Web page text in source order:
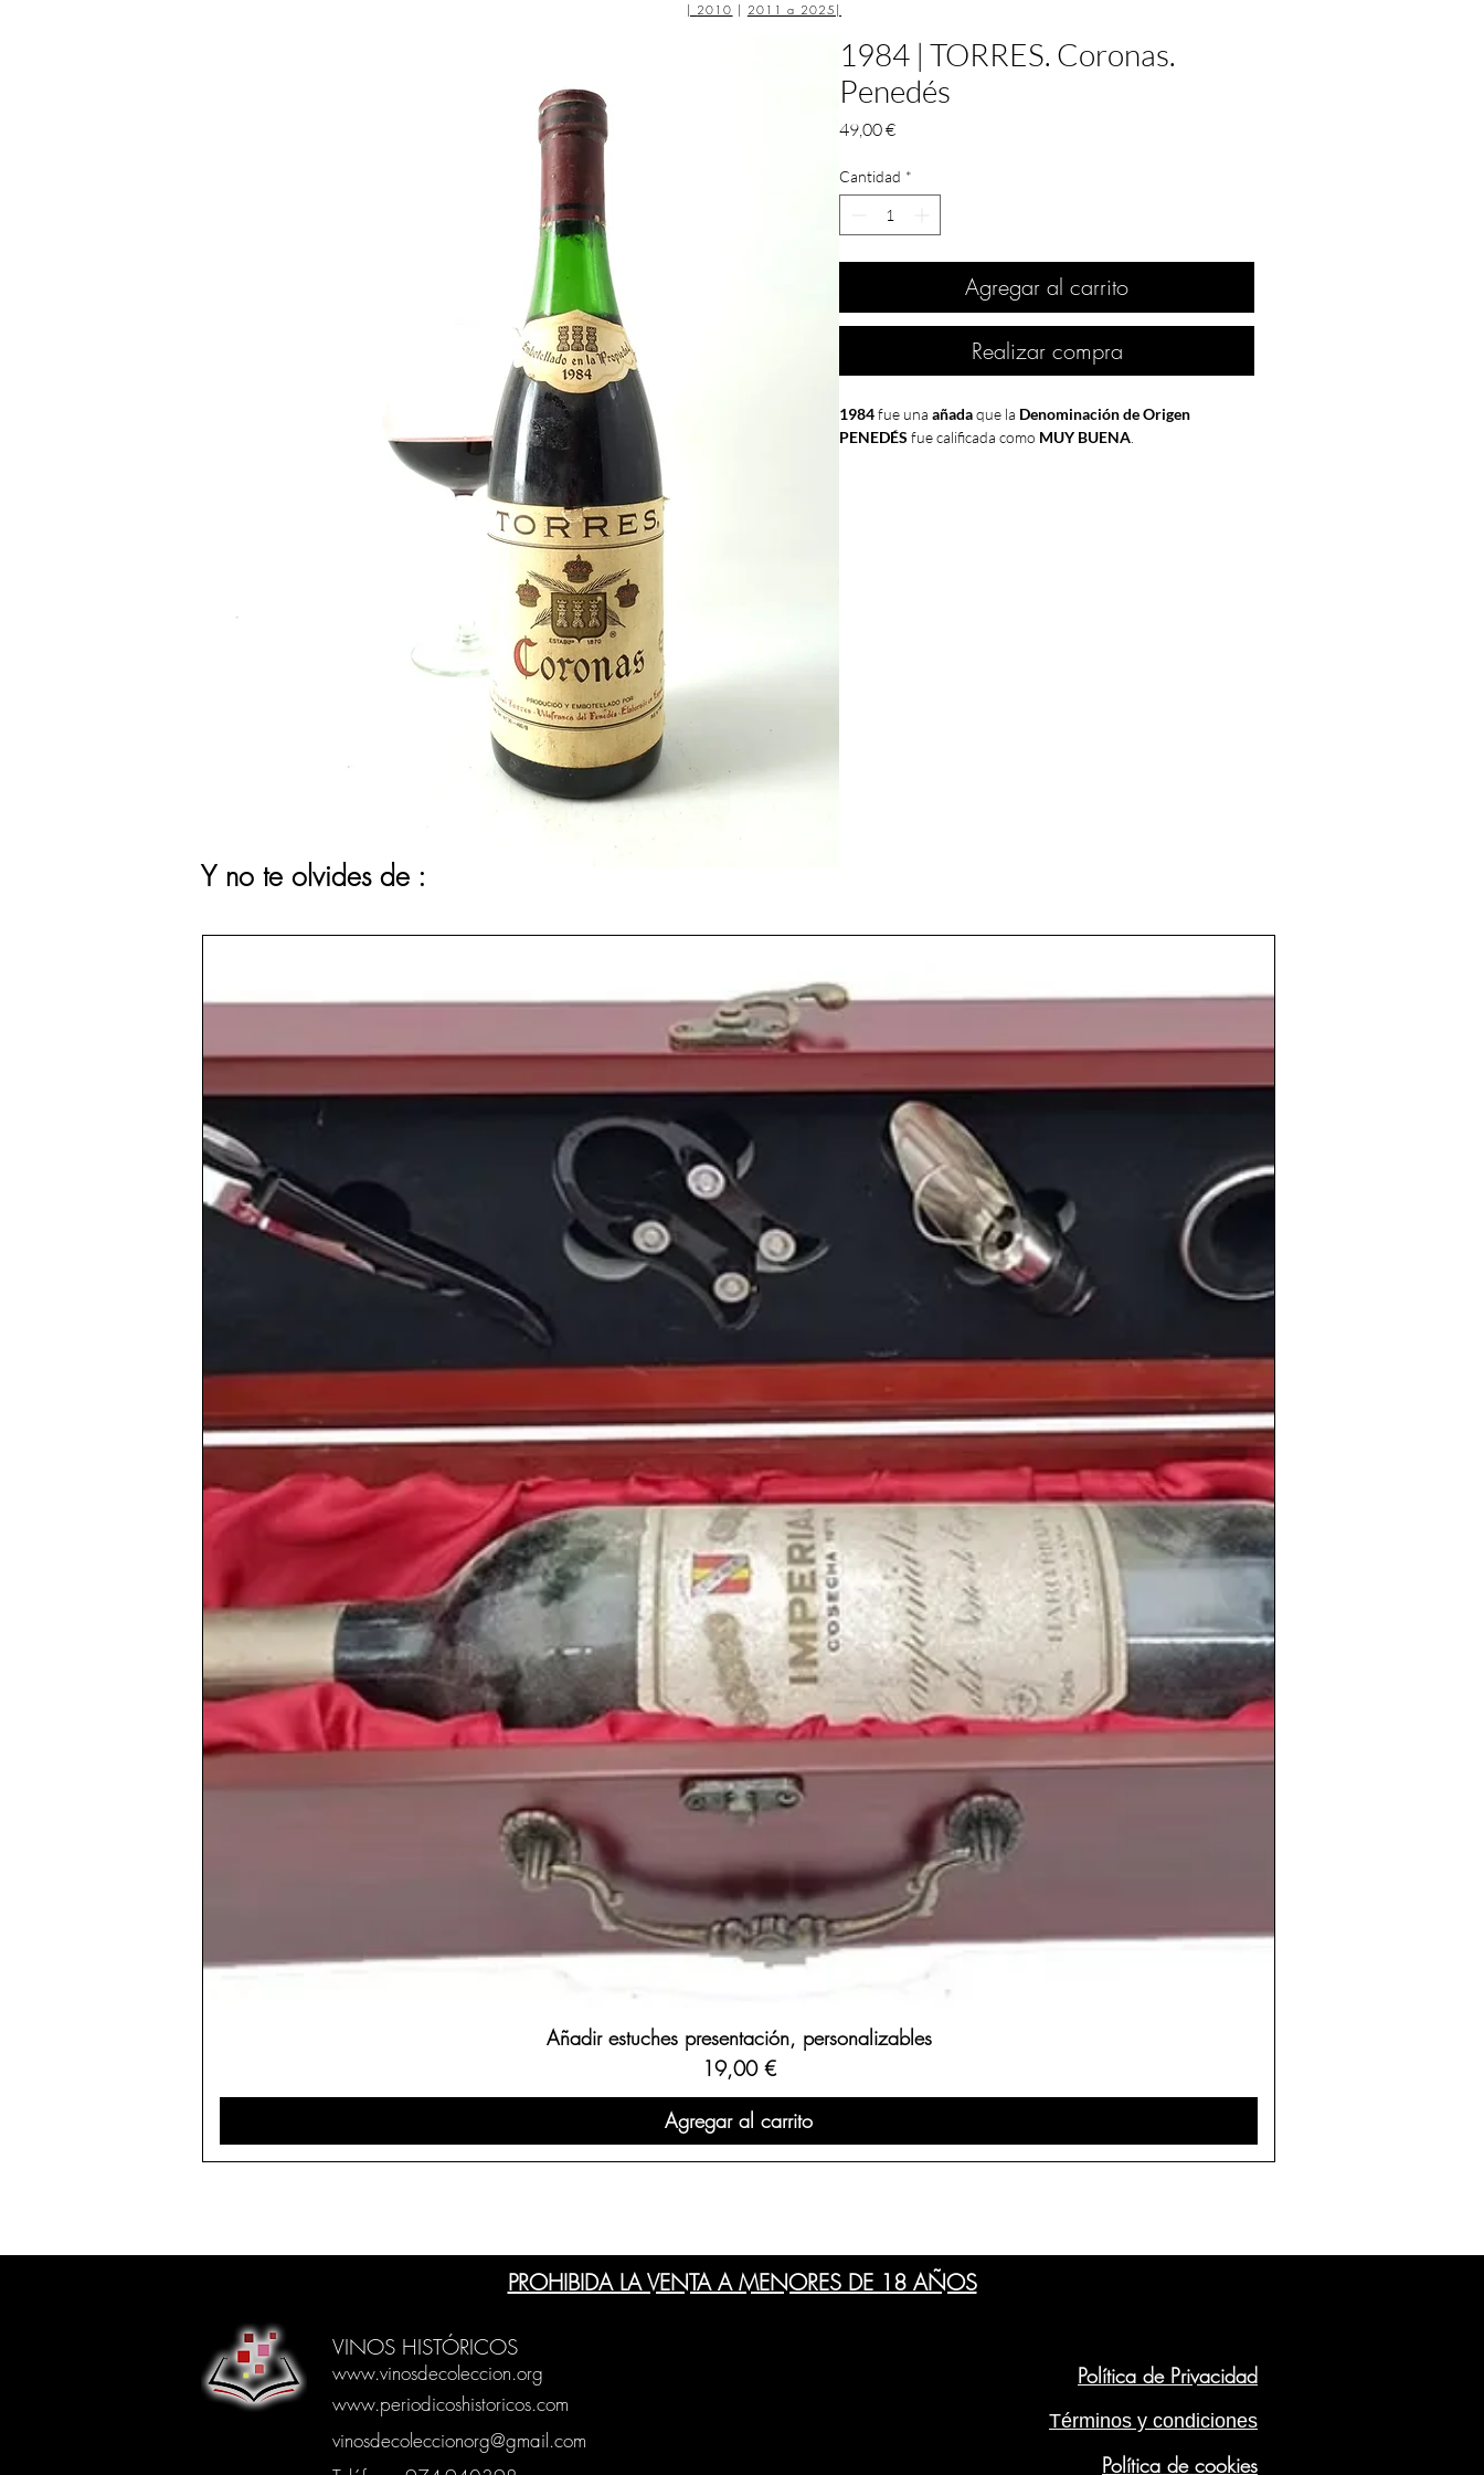
| 2010 | 2011 a 2025 |
1984 | TORRES. Coronas.
Penedés
49,00 €Precio
Cantidad *
Agregar al carrito
Realizar compra
1984fue una añadaque la Denominación de Origen
PENEDÉS fue calificada como MUY BUENA
La edad de oro, dePaloma Chamorro.
Los avances no solo eran sociales y culturales, sino también
hígado con éxito en España. Y el 12 de julio nace laprimera
niña probeta en España
Ganabala ligade esa temporada futbolística el
Athletic Club
de Bilbao, y en la máxima competición europea el mismo
Athletic Club de Bilbao pinchó en octavos de final con el
, que resultaría finalmente ganador de la
Copa de
Mientras tanto al otro lado del charco el año comienza con un
gran lanzamiento. En los Estados Unidos, la empresa
se comercializó exitosamente.
1984vio nacer a personas relevantes en la cultura popular
como la presentadora españolaSara Carbonero, el fundador
, el fubolista brasileñoThiago
Silva, el futbolista españolAndrés Iniesta o elPrincipe Harry,
duque de Sussex.
Puedes encontrar una amplia selección de vinos de la cosecha
de 1984y otras añadas en nuestra tienda de vinos online:
https://www.periodicoshistoricos.com/shop
Periódicos Históricos y vinos antiguos de calidad. Un trocito de
la historia de España.
https://www.periodicoshistoricos.com/vinos-antiguos
Y no te olvides de :
Añadir estuches presentación, personalizables
Precio
19,00 €
Agregar al carrito
PROHIBIDA LA VENTA A MENORES DE 18 AÑOS
VINOS HISTÓRICOS
www.vinosdecoleccion.org
www.periodicoshistoricos.com
vinosdecoleccionorg@gmail.com
Política de Privacidad
Términos y condiciones
Política de cookies